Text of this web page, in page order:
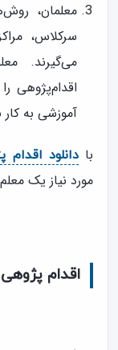
معلمان،
سرکلاس،
می‌گیرند.
اقدام‌پژوهی
آموزشی به کار
بادانلود اقدام
مورد نیاز یک
اقدام پژوهی